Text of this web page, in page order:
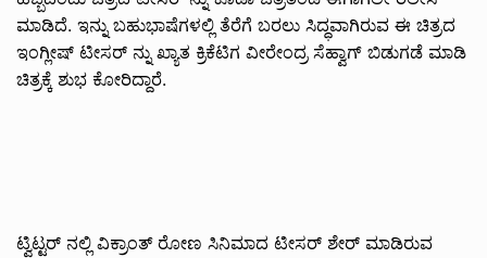
ಮಾಡಿದೆ. ಇನ್ನು ಬಹುಭಾಷೆಗಳಲ್ಲಿ ತೆರೆಗೆ ಬರಲು ಸಿದ್ಧವಾಗಿರುವ ಈ ಚಿತ್ರದ
ಇಂಗ್ಲೀಷ್ ಟೀಸರ್ ನ್ನು ಖ್ಯಾತ ಕ್ರಿಕೆಟಿಗ ವೀರೇಂದ್ರ ಸೆಹ್ವಾಗ್ ಬಿಡುಗಡೆ ಮಾಡಿ
ಚಿತ್ರಕ್ಕೆ ಶುಭ ಕೋರಿದ್ದಾರೆ.
ಟ್ವಿಟ್ಟರ್ ನಲ್ಲಿ ವಿಕ್ರಾಂತ್ ರೋಣ ಸಿನಿಮಾದ ಟೀಸರ್ ಶೇರ್ ಮಾಡಿರುವ